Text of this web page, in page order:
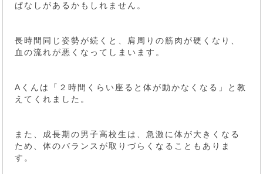
ぱなしがあるかもしれません。
長時間同じ姿勢が続くと、肩周りの筋肉が硬くなり、
血の流れが悪くなってしまいます。
Aくんは「２時間くらい座ると体が動かなくなる」と教
えてくれました。
また、成長期の男子高校生は、急激に体が大きくなる
ため、体のバランスが取りづらくなることもありま
す。